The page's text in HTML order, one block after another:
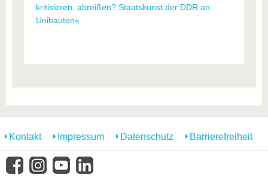
kritisieren, abreißen? Staatskunst der DDR an
Unibauten«
Kontakt Impressum Datenschutz Barrierefreiheit